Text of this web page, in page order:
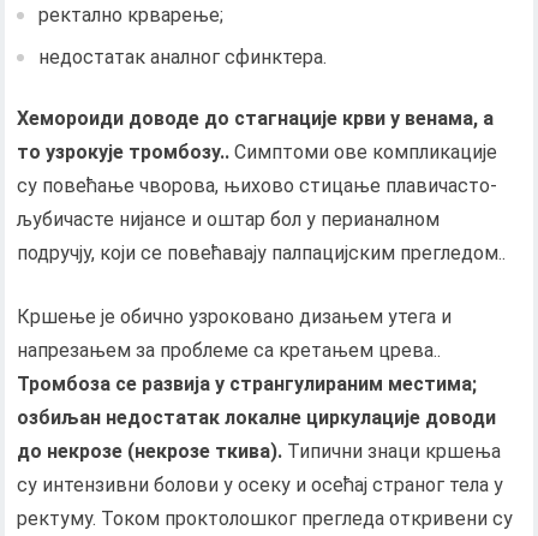
ректално крварење;
недостатак аналног сфинктера.
Хемороиди доводе до стагнације крви у венама, а
то узрокује тромбозу.. Симптоми ове компликације
су повећање чворова, њихово стицање плавичасто-
љубичасте нијансе и оштар бол у перианалном
подручју, који се повећавају палпацијским прегледом..
Кршење је обично узроковано дизањем утега и
напрезањем за проблеме са кретањем црева..
Тромбоза се развија у странгулираним местима;
озбиљан недостатак локалне циркулације доводи
до некрозе (некрозе ткива). Типични знаци кршења
су интензивни болови у осеку и осећај страног тела у
ректуму. Током проктолошког прегледа откривени су